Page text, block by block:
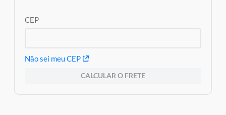
CEP
Não sei meu CEP
CALCULAR O FRETE